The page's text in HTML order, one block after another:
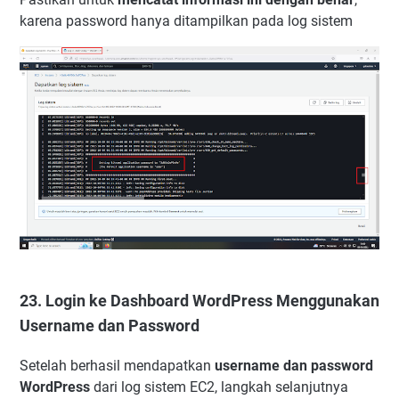
karena password hanya ditampilkan pada log sistem
23. Login ke Dashboard WordPress Menggunakan
Username dan Password
Setelah berhasil mendapatkan username dan password
WordPress dari log sistem EC2, langkah selanjutnya